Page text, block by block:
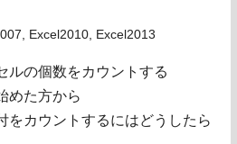
Excel2010, Excel2013
ルの個数をカウントする
めた方から
をカウントするにはどうしたら